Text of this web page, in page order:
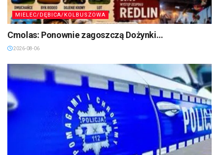
MIELEC/DĘBICA/KOLBUSZOWA
Cmolas: Ponownie zagoszczą Dożynki…
2026-08-06